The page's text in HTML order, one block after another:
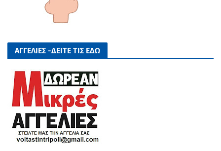
ΑΓΓΕΛΙΕΣ -ΔΕΙΤΕ ΤΙΣ ΕΔΩ